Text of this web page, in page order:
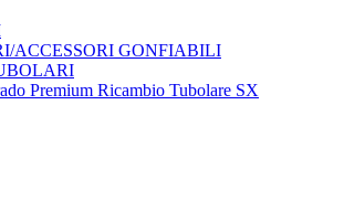
ACCESSORI GONFIABILI
Premium Ricambio Tubolare SX